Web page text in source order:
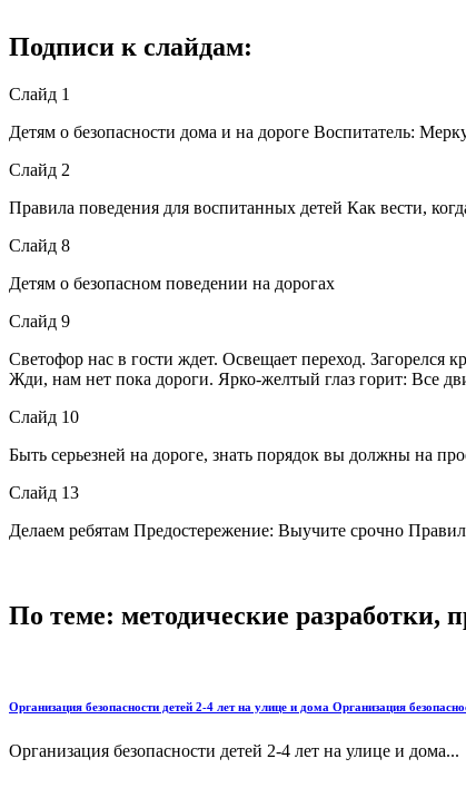
Подписи к слайдам:
Слайд 1
Детям о безопасности дома и на дороге Воспитатель:
Слайд 2
Правила поведения для воспитанных детей Как вести,
Слайд 8
Детям о безопасном поведении на дорогах
Слайд 9
Светофор нас в гости ждет. Освещает переход.
Жди, нам нет пока дороги. Ярко-желтый глаз горит: Все
Слайд 10
Быть серьезней на дороге, знать порядок вы должны на
Слайд 13
Делаем ребятам Предостережение: Выучите срочно
По теме: методические разработки,
Организация безопасности детей 2-4 лет на улице и дома Организация
Организация безопасности детей 2-4 лет на улице и дома...